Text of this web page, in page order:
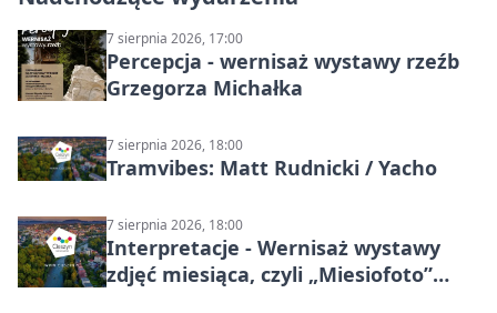
7 sierpnia 2026, 17:00
Percepcja - wernisaż wystawy rzeźb
Grzegorza Michałka
7 sierpnia 2026, 18:00
Tramvibes: Matt Rudnicki / Yacho
7 sierpnia 2026, 18:00
Interpretacje - Wernisaż wystawy
zdjęć miesiąca, czyli „Miesiofoto”